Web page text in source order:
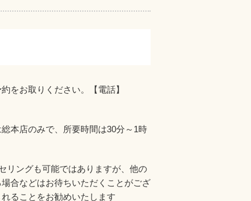
をお取りください。【電話】
本店のみで、所要時間は30分～1時
リングも可能ではありますが、他の
合などはお待ちいただくことがござ
ることをお勧めいたします